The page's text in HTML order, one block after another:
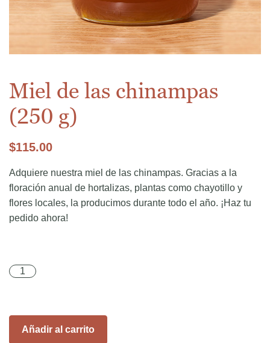
Miel de las chinampas
(250 g)
$115.00
Adquiere nuestra miel de las chinampas. Gracias a la
floración anual de hortalizas, plantas como chayotillo y
flores locales, la producimos durante todo el año. ¡Haz tu
pedido ahora!
Miel de las chinampas (250 g) cantidad
Añadir al carrito